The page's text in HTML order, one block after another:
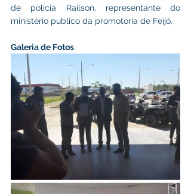
de policia Railson, representante do
ministério publico da promotoria de Feijó.
Galeria de Fotos